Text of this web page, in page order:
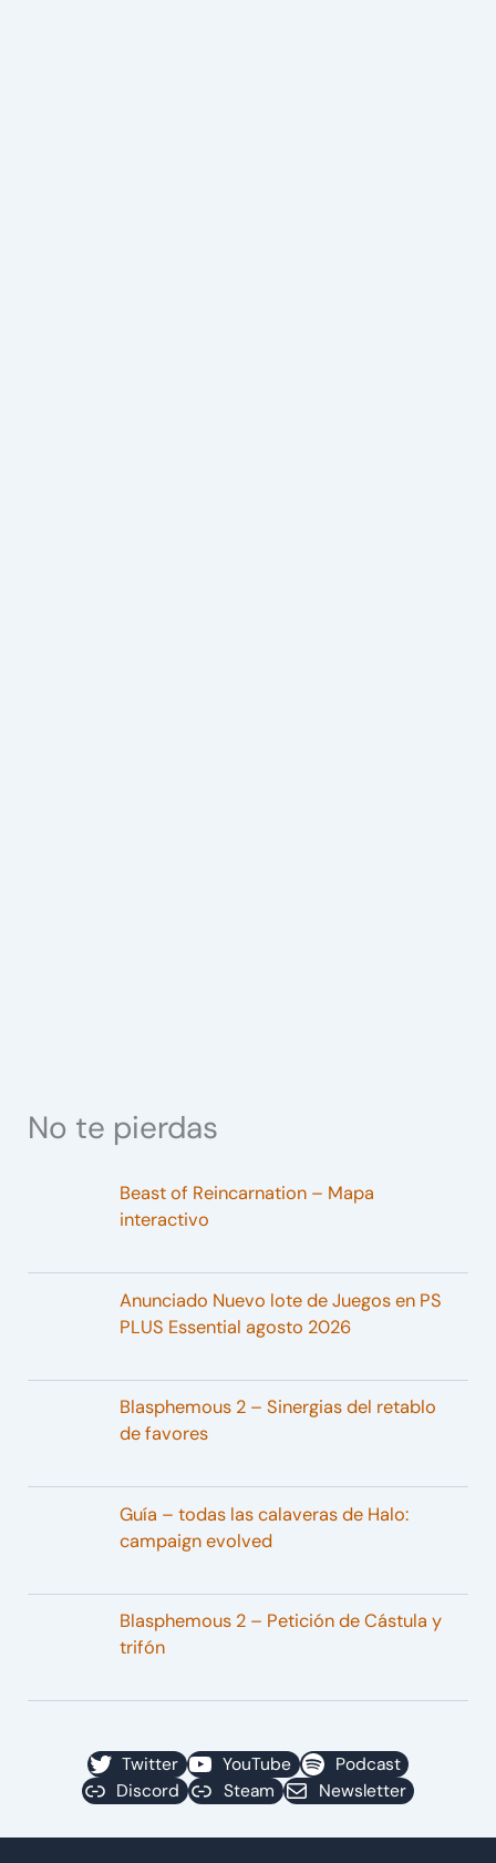
No te pierdas
Beast of Reincarnation – Mapa
interactivo
Anunciado Nuevo lote de Juegos en PS
PLUS Essential agosto 2026
Blasphemous 2 – Sinergias del retablo
de favores
Guía – todas las calaveras de Halo:
campaign evolved
Blasphemous 2 – Petición de Cástula y
trifón
Twitter YouTube
Podcast
Discord
Steam Newsletter